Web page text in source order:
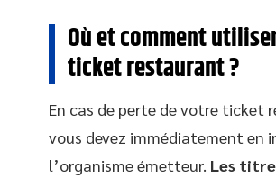
Où et comment
ticket restaurant ?
En cas de perte de votre ticket
vous devez immédiatement en
l’organisme émetteur. Les